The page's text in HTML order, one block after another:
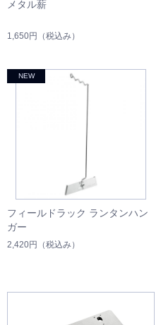
メタル薪
1,650円 （税込み）
フィールドラック ランタンハン
ガー
2,420円 （税込み）